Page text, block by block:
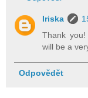
Iriska
Thank
will be a
Odpovědět